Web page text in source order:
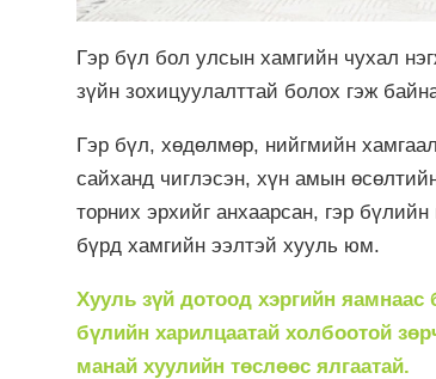
Гэр бүл бол улсын хамгийн чухал
зүйн зохицуулалттай болох гэж
Гэр бүл, хөдөлмөр, нийгмийн
сайханд чиглэсэн, хүн амын
торних эрхийг анхаарсан, гэр
бүрд хамгийн ээлтэй хууль юм.
Хууль зүй дотоод хэргийн яамнаас
бүлийн харилцаатай холбоотой
манай хуулийн төслөөс ялгаатай.